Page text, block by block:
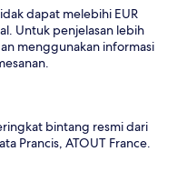
dapat melebihi EUR
Untuk penjelasan lebih
menggunakan informasi
bintang resmi dari
Prancis, ATOUT France.